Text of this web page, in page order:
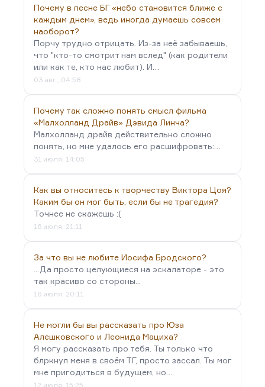
Почему в песне БГ «небо становится ближе с
каждым днем», ведь иногда думаешь совсем
наоборот?
Порчу трудно отрицать. Из-за неё забываешь,
что "кто-то смотрит нам вслед" (как родители
или как те, кто нас любит). И…
03 авг., 04:58
Почему так сложно понять смысл фильма
«Малхолланд Драйв» Дэвида Линча?
Малхолланд драйв действительно сложно
понять, но мне удалось его расшифровать:…
31 июля, 14:05
Как вы относитесь к творчеству Виктора Цоя?
Каким бы он мог быть, если бы не трагедия?
Точнее не скажешь :(
16 июля, 21:11
За что вы не любите Иосифа Бродского?
...Да просто целующиеся на эскалаторе - это
так красиво со стороны...
16 июля, 20:11
Не могли бы вы рассказать про Юза
Алешковского и Леонида Мациха?
Я могу рассказать про тебя. Ты только что
блркнул меня в своём ТГ, просто зассал. Ты мог
мне пригодиться в будущем, но…
12 июля, 15:25